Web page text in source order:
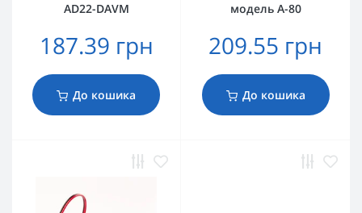
AD22-DAVM
187.39 грн
До кошика
модель А-80
209.55 грн
До кошика